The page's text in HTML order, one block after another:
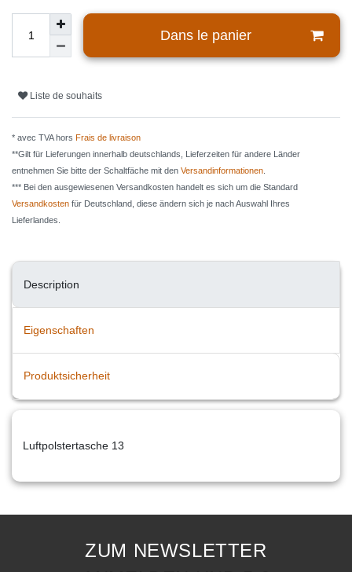
Dans le panier
Liste de souhaits
* avec TVA hors Frais de livraison
**Gilt für Lieferungen innerhalb deutschlands, Lieferzeiten für andere Länder
entnehmen Sie bitte der Schaltfäche mit den Versandinformationen
*** Bei den ausgewiesenen Versandkosten handelt es sich um die Standard
Versandkosten für Deutschland, diese ändern sich je nach Auswahl Ihres
Lieferlandes.
Description
Eigenschaften
Produktsicherheit
Luftpolstertasche 13
ZUM NEWSLETTER